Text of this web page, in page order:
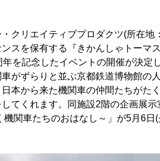
クリエイティブプロダクツ(所在
スを保有する『きかんしゃトーマ
を記念したイベントの開催が決定
がずらりと並ぶ京都鉄道博物館の
本から来た機関車の仲間たちがた
してくれます。同施設2階の企画展
機関車たちのおはなし～」が5月6日